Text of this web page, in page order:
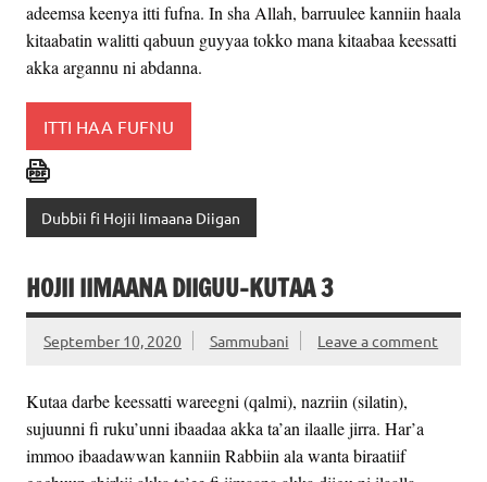
adeemsa keenya itti fufna. In sha Allah, barruulee kanniin haala
kitaabatin walitti qabuun guyyaa tokko mana kitaabaa keessatti
akka argannu ni abdanna.
ITTI HAA FUFNU
Dubbii fi Hojii Iimaana Diigan
HOJII IIMAANA DIIGUU-KUTAA 3
September 10, 2020 Sammubani Leave a comment
Kutaa darbe keessatti wareegni (qalmi), nazriin (silatin),
sujuunni fi ruku’unni ibaadaa akka ta’an ilaalle jirra. Har’a
immoo ibaadawwan kanniin Rabbiin ala wanta biraatiif